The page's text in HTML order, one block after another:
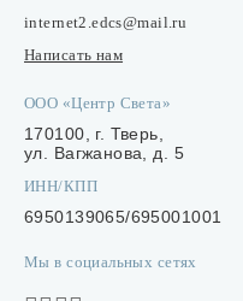
internet2.edcs@mail.ru
Написать нам
ООО «Центр Света»
170100, г. Тверь,
ул. Вагжанова, д. 5
ИНН/КПП
6950139065/695001001
Мы в социальных сетях